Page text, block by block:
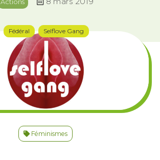
Fédéral Selflove Gang
Féminismes